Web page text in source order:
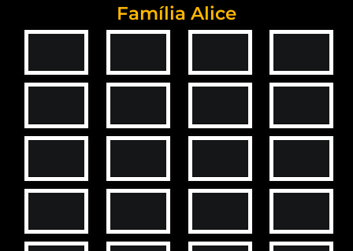
Família Alice